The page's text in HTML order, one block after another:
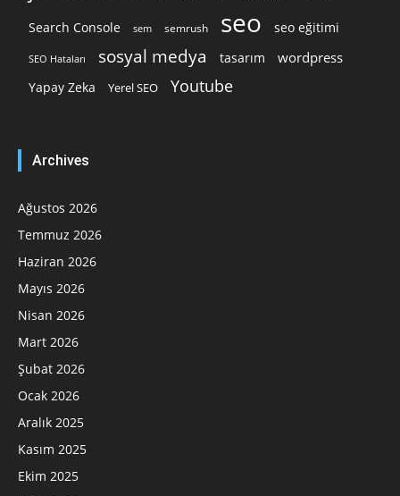
Search Console sem semrush seo seo eğitimi
SEO Hataları sosyal medya tasarım wordpress
Yapay Zeka Yerel SEO Youtube
Archives
Ağustos 2026
Temmuz 2026
Haziran 2026
Mayıs 2026
Nisan 2026
Mart 2026
Şubat 2026
Ocak 2026
Aralık 2025
Kasım 2025
Ekim 2025